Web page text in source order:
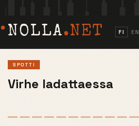
NOLLA.NET FI EN
SPOTTI
Virhe ladattaessa